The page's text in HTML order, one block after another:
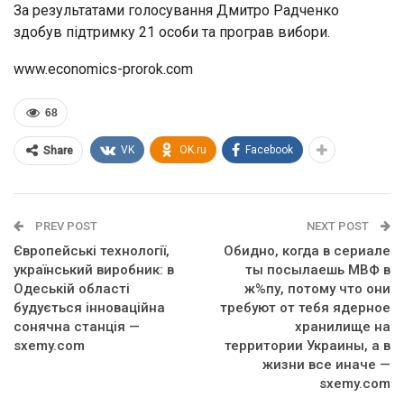
За результатами голосування Дмитро Радченко
здобув підтримку 21 особи та програв вибори.
www.economics-prorok.com
68
Share VK OK.ru Facebook
PREV POST
Європейські технології,
український виробник: в
Одеській області
будується інноваційна
сонячна станція —
sxemy.com
NEXT POST
Обидно, когда в сериале
ты посылаешь МВФ в
ж%пу, потому что они
требуют от тебя ядерное
хранилище на
территории Украины, а в
жизни все иначе —
sxemy.com